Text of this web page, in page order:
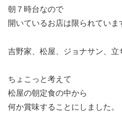
朝７時台なので
開いているお店は限られていま
吉野家、松屋、ジョナサン、立
ちょこっと考えて
松屋の朝定食の中から
何か賞味することにしました。